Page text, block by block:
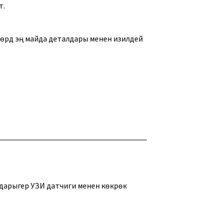
эң майда деталдары менен изилдей
УЗИ датчиги менен көкүрөк